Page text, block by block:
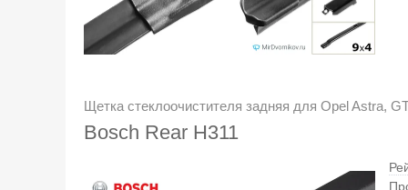
Щетка стеклоочистителя задняя для Opel Astra,
Bosch Rear H311